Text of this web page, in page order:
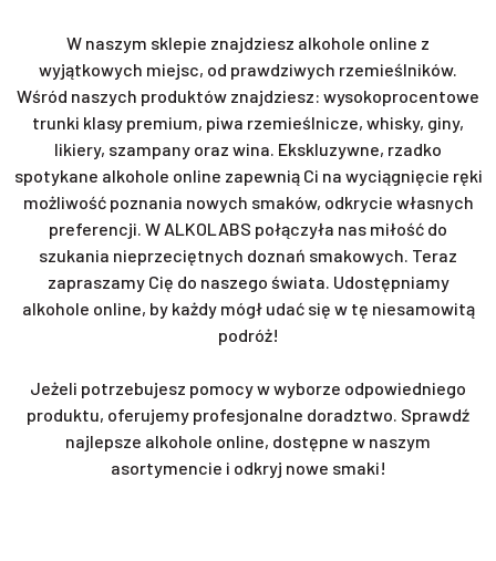
W naszym sklepie znajdziesz alkohole online z
wyjątkowych miejsc, od prawdziwych rzemieślników.
Wśród naszych produktów znajdziesz: wysokoprocentowe
trunki klasy premium, piwa rzemieślnicze, whisky, giny,
likiery, szampany oraz wina. Ekskluzywne, rzadko
spotykane alkohole online zapewnią Ci na wyciągnięcie ręki
możliwość poznania nowych smaków, odkrycie własnych
preferencji. W ALKOLABS połączyła nas miłość do
szukania nieprzeciętnych doznań smakowych. Teraz
zapraszamy Cię do naszego świata. Udostępniamy
alkohole online, by każdy mógł udać się w tę niesamowitą
podróż!
Jeżeli potrzebujesz pomocy w wyborze odpowiedniego
produktu, oferujemy profesjonalne doradztwo. Sprawdź
najlepsze alkohole online, dostępne w naszym
asortymencie i odkryj nowe smaki!